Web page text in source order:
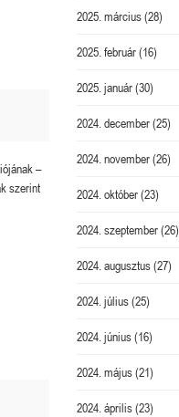
–
szerint
2025. március(28)
2025. február(16)
2025. január(30)
2024. december(25)
2024. november(26)
2024. október(23)
2024. szeptember(26)
2024. augusztus(27)
2024. július(25)
2024. június(16)
2024. május(21)
2024. április(23)